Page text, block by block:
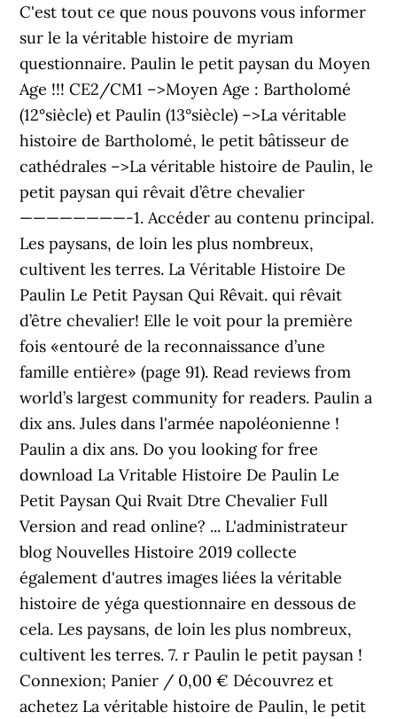
C'est tout ce que nous pouvons vous informer
sur le la véritable histoire de myriam
questionnaire. Paulin le petit paysan du Moyen
Age !!! CE2/CM1 –>Moyen Age : Bartholomé
(12°siècle) et Paulin (13°siècle) –>La véritable
histoire de Bartholomé, le petit bâtisseur de
cathédrales –>La véritable histoire de Paulin, le
petit paysan qui rêvait d’être chevalier
————————-1. Accéder au contenu principal.
Les paysans, de loin les plus nombreux,
cultivent les terres. La Véritable Histoire De
Paulin Le Petit Paysan Qui Rêvait. qui rêvait
d’être chevalier! Elle le voit pour la première
fois «entouré de la reconnaissance d’une
famille entière» (page 91). Read reviews from
world’s largest community for readers. Paulin a
dix ans. Jules dans l'armée napoléonienne !
Paulin a dix ans. Do you looking for free
download La Vritable Histoire De Paulin Le
Petit Paysan Qui Rvait Dtre Chevalier Full
Version and read online? ... L'administrateur
blog Nouvelles Histoire 2019 collecte
également d'autres images liées la véritable
histoire de yéga questionnaire en dessous de
cela. Les paysans, de loin les plus nombreux,
cultivent les terres. 7. r Paulin le petit paysan !
Connexion; Panier / 0,00 € Découvrez et
achetez La véritable histoire de Paulin, le petit